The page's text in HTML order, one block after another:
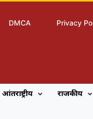
DMCA Privacy
आंतराष्ट्रीय
राजकीय